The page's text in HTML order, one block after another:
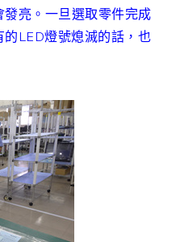
亮。一旦選取零件完成
LED燈號熄滅的話，也